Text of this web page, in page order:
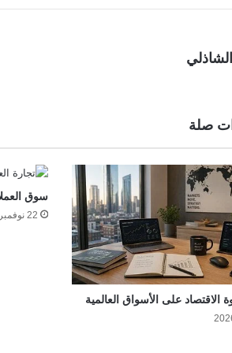
صلة
الاقتصاد على الأسواق العالمية
سوق
22 نوفمبر، 2020